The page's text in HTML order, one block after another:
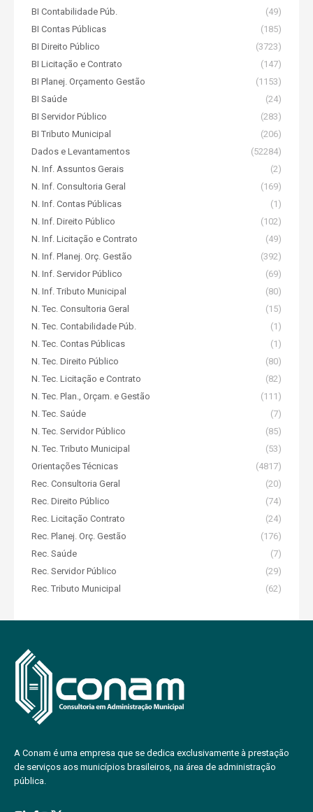
BI Contabilidade Púb.
(49)
BI Contas Públicas
(185)
BI Direito Público
(3723)
BI Licitação e Contrato
(147)
BI Planej. Orçamento Gestão
(1153)
BI Saúde
(24)
BI Servidor Público
(283)
BI Tributo Municipal
(206)
Dados e Levantamentos
(52284)
N. Inf. Assuntos Gerais
(2)
N. Inf. Consultoria Geral
(169)
N. Inf. Contas Públicas
(1)
N. Inf. Direito Público
(102)
N. Inf. Licitação e Contrato
(49)
N. Inf. Planej. Orç. Gestão
(392)
N. Inf. Servidor Público
(69)
N. Inf. Tributo Municipal
(80)
N. Tec. Consultoria Geral
(15)
N. Tec. Contabilidade Púb.
(1)
N. Tec. Contas Públicas
(1)
N. Tec. Direito Público
(80)
N. Tec. Licitação e Contrato
(82)
N. Tec. Plan., Orçam. e Gestão
(111)
N. Tec. Saúde
(7)
N. Tec. Servidor Público
(85)
N. Tec. Tributo Municipal
(53)
Orientações Técnicas
(4817)
Rec. Consultoria Geral
(20)
Rec. Direito Público
(74)
Rec. Licitação Contrato
(24)
Rec. Planej. Orç. Gestão
(176)
Rec. Saúde
(7)
Rec. Servidor Público
(29)
Rec. Tributo Municipal
(62)
A Conam é uma empresa que se dedica exclusivamente à prestação
de serviços aos municípios brasileiros, na área de administração
pública.